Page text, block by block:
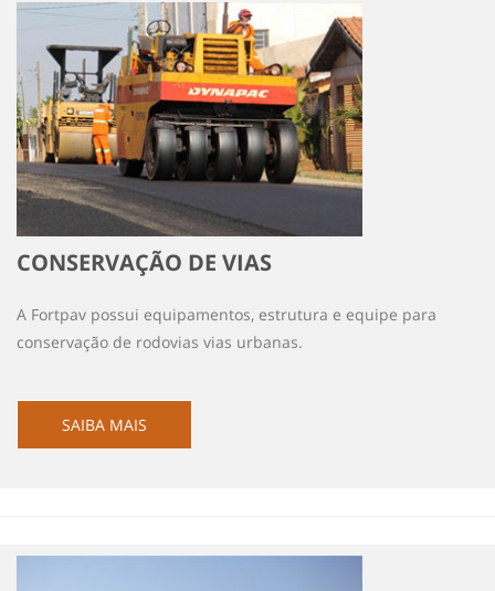
CONSERVAÇÃO DE VIAS
A Fortpav possui equipamentos, estrutura e equipe para
conservação de rodovias vias urbanas.
SAIBA MAIS